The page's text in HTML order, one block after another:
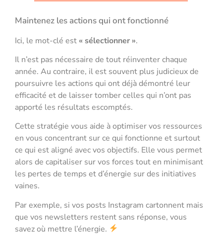
Maintenez les actions qui ont fonctionné
Ici, le mot-clé est « sélectionner ».
Il n’est pas nécessaire de tout réinventer chaque
année. Au contraire, il est souvent plus judicieux de
poursuivre les actions qui ont déjà démontré leur
efficacité et de laisser tomber celles qui n’ont pas
apporté les résultats escomptés.
Cette stratégie vous aide à optimiser vos ressources
en vous concentrant sur ce qui fonctionne et surtout
ce qui est aligné avec vos objectifs. Elle vous permet
alors de capitaliser sur vos forces tout en minimisant
les pertes de temps et d’énergie sur des initiatives
vaines.
Par exemple, si vos posts Instagram cartonnent mais
que vos newsletters restent sans réponse, vous
savez où mettre l’énergie.